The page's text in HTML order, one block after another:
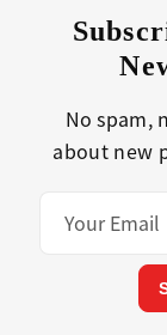
No spam,
about new